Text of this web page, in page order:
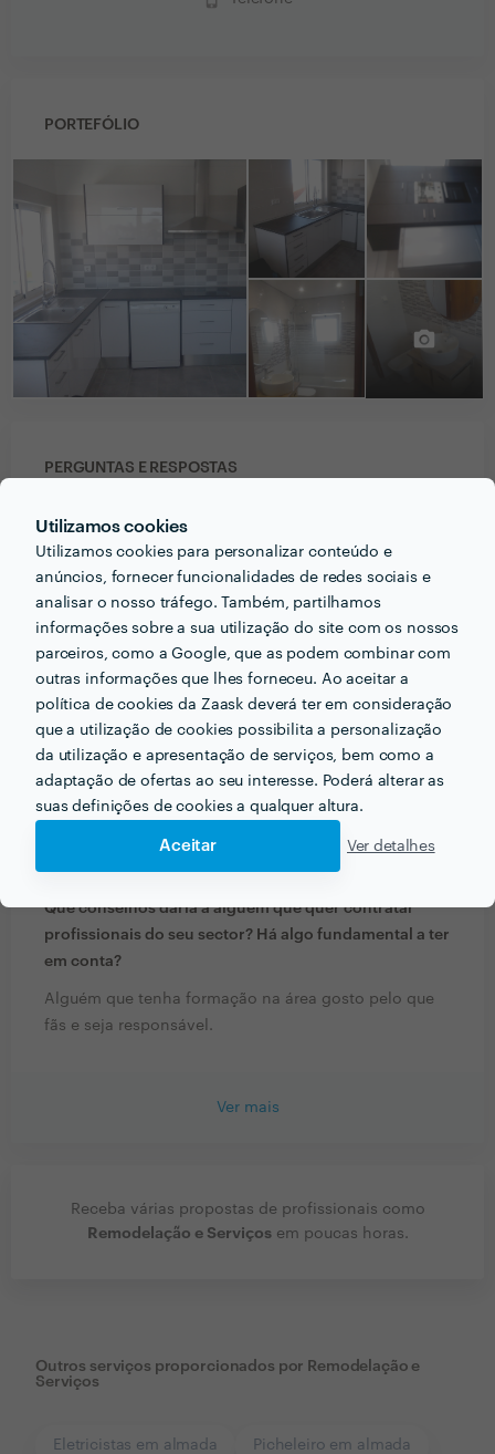
Utilizamos cookies
Utilizamos cookies para personalizar conteúdo e
anúncios, fornecer funcionalidades de redes sociais e
analisar o nosso tráfego. Também, partilhamos
informações sobre a sua utilização do site com os nossos
parceiros, como a Google, que as podem combinar com
outras informações que lhes forneceu. Ao aceitar a
política de cookies da Zaask deverá ter em consideração
que a utilização de cookies possibilita a personalização
da utilização e apresentação de serviços, bem como a
adaptação de ofertas ao seu interesse. Poderá alterar as
suas definições de cookies a qualquer altura.
Aceitar Ver detalhes
PORTEFÓLIO
PERGUNTAS E RESPOSTAS
Em que informações deve um ou uma cliente pensar
acerca do projecto que quer realizar antes de falar
com profissionais?
Deve acima de tudo tirar todas as duvidas que tenha! ,
com o profissional que vai executar a sua obra.
Que formação e experiência tem relacionadas com a
sua actividade?
exteriores) Secundaria Antonio Arroio
Electricidade Cenfic
Canalização Cenfic
Que conselhos daria a alguém que quer contratar
profissionais do seu sector? Há algo fundamental a ter
em conta?
Alguém que tenha formação na área gosto pelo que
fãs e seja responsável.
Ver mais
Receba várias propostas de profissionais como
Remodelação e Serviçosem poucas horas.
Outros serviços proporcionados por Remodelação e
Serviços
Eletricistas em almada Picheleiro em almada